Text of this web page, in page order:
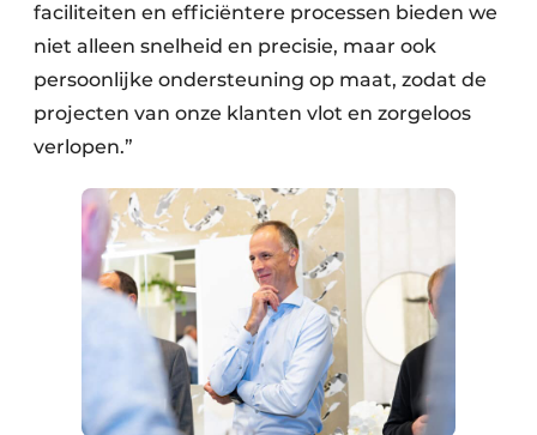
faciliteiten en efficiëntere processen bieden we
niet alleen snelheid en precisie, maar ook
persoonlijke ondersteuning op maat, zodat de
projecten van onze klanten vlot en zorgeloos
verlopen.”